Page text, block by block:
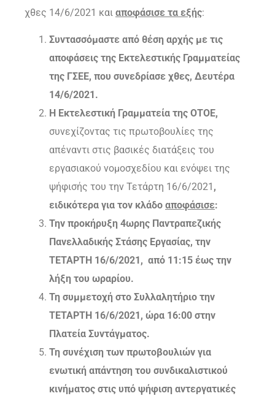
χθες 14/6/2021 και αποφάσισε τα εξής:
Συντασσόμαστε από θέση αρχής με τις
αποφάσεις της Εκτελεστικής Γραμματείας
της ΓΣΕΕ, που συνεδρίασε χθες, Δευτέρα
14/6/2021.
Η Εκτελεστική Γραμματεία της ΟΤΟΕ,
συνεχίζοντας τις πρωτοβουλίες της
απέναντι στις βασικές διατάξεις του
εργασιακού νομοσχεδίου και ενόψει της
ψήφισής του την Τετάρτη 16/6/2021 ,
ειδικότερα για τον κλάδο αποφάσισε:
Την προκήρυξη 4ωρης Παντραπεζικής
Πανελλαδικής Στάσης Εργασίας, την
ΤΕΤΑΡΤΗ 16/6/2021, από 11:15 έως την
λήξη του ωραρίου.
Τη συμμετοχή στο Συλλαλητήριο την
ΤΕΤΑΡΤΗ 16/6/2021, ώρα 16:00 στην
Πλατεία Συντάγματος.
Τη συνέχιση των πρωτοβουλιών για
ενωτική απάντηση του συνδικαλιστικού
κινήματος στις υπό ψήφιση αντεργατικές